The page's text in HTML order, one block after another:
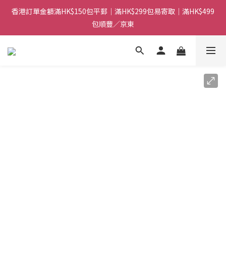
香港訂單金額滿HK$150包平郵｜滿HK$299包易寄取｜滿HK$499
包順豐／京東
香港訂單金額滿HK$150包平郵｜滿HK$299包易寄取｜滿HK$499
包順豐／京東
【網店限定！】指定清貨商品每消費HK$100即享購物金HK$50回
香港訂單金額滿HK$150包平郵｜滿HK$299包易寄取｜滿HK$499